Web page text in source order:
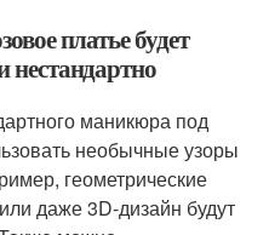
платье будет
нестандартно
маникюра под
необычные узоры
геометрические
даже 3D-дизайн будут